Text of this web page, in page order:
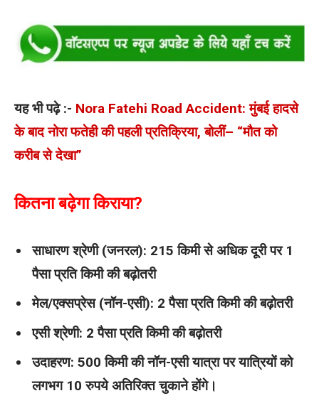
यह भी पढ़े :- Nora Fatehi Road Accident: मुंबई हादसे
के बाद नोरा फतेही की पहली प्रतिक्रिया, बोलीं– “मौत को
करीब से देखा”
कितना बढ़ेगा किराया?
साधारण श्रेणी (जनरल): 215 किमी से अधिक दूरी पर 1
पैसा प्रति किमी की बढ़ोतरी
मेल/एक्सप्रेस (नॉन-एसी): 2 पैसा प्रति किमी की बढ़ोतरी
एसी श्रेणी: 2 पैसा प्रति किमी की बढ़ोतरी
उदाहरण: 500 किमी की नॉन-एसी यात्रा पर यात्रियों को
लगभग 10 रुपये अतिरिक्त चुकाने होंगे।